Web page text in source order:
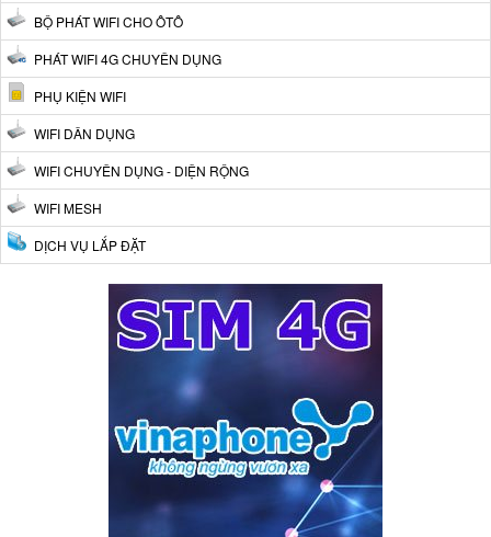
BỘ PHÁT WIFI CHO ÔTÔ
PHÁT WIFI 4G CHUYÊN DỤNG
PHỤ KIỆN WIFI
WIFI DÂN DỤNG
WIFI CHUYÊN DỤNG - DIỆN RỘNG
WIFI MESH
DỊCH VỤ LẮP ĐẶT